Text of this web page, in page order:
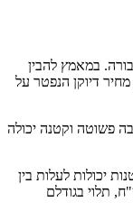
במאמץ להבין
דיוקן הנפטר על
פשוטה וקטנה יכולה
בעוד שאותיות פשוטות וקטנות יכולות לעלות בין
תלוי בגודלם